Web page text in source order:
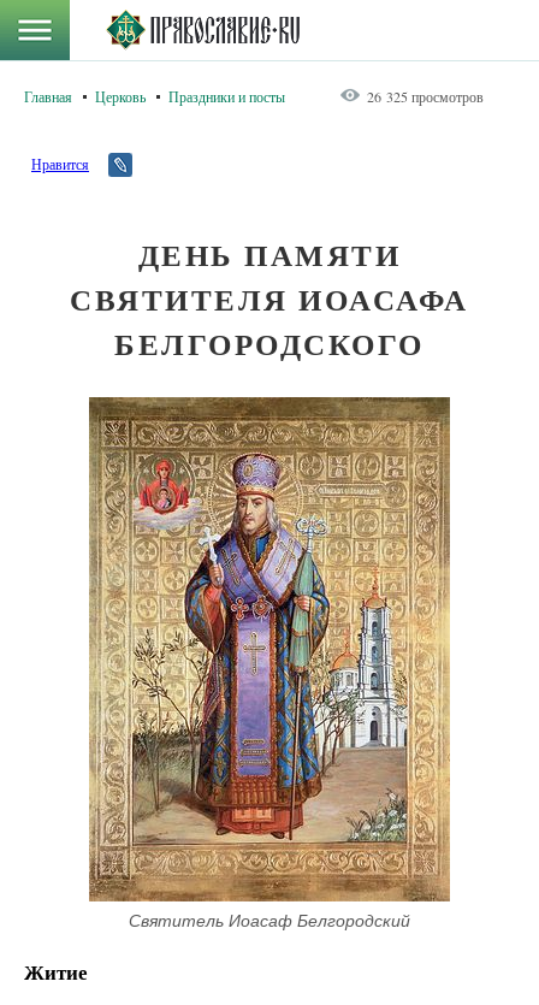
Главная Церковь Праздники и посты 26 325 просмотров
Нравится
ДЕНЬ ПАМЯТИ
СВЯТИТЕЛЯ ИОАСАФА
БЕЛГОРОДСКОГО
Святитель Иоасаф Белгородский
Житие